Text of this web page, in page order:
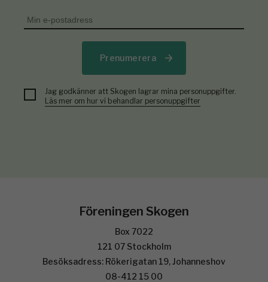
Prenumerera
Jag godkänner att Skogen lagrar mina personuppgifter.
Läs mer om hur vi behandlar personuppgifter
Föreningen Skogen
Box 7022
121 07 Stockholm
Besöksadress: Rökerigatan 19, Johanneshov
08-412 15 00